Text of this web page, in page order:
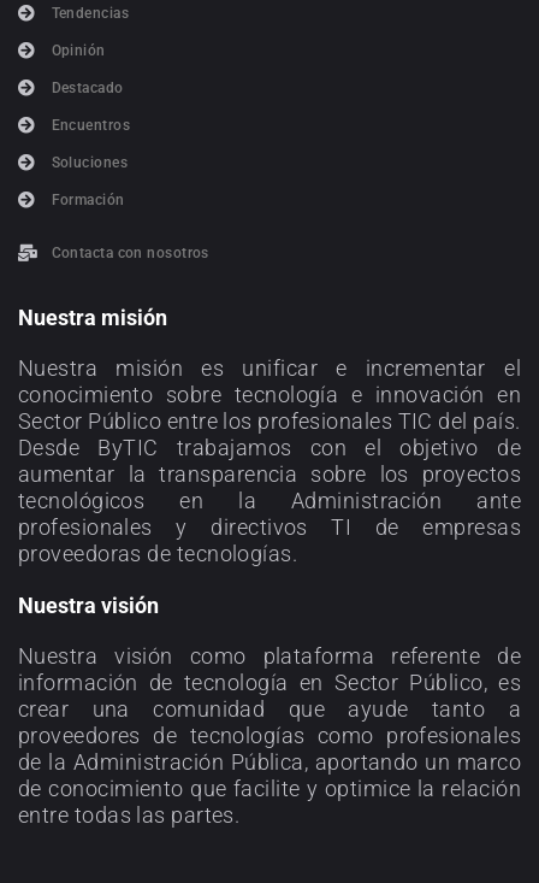
Tendencias
Opinión
Destacado
Encuentros
Soluciones
Formación
Contacta con nosotros
Nuestra misión
Nuestra misión es unificar e incrementar el
conocimiento sobre tecnología e innovación en
Sector Público entre los profesionales TIC del país.
Desde ByTIC trabajamos con el objetivo de
aumentar la transparencia sobre los proyectos
tecnológicos en la Administración ante
profesionales y directivos TI de empresas
proveedoras de tecnologías.
Nuestra visión
Nuestra visión como plataforma referente de
información de tecnología en Sector Público, es
crear una comunidad que ayude tanto a
proveedores de tecnologías como profesionales
de la Administración Pública, aportando un marco
de conocimiento que facilite y optimice la relación
entre todas las partes.